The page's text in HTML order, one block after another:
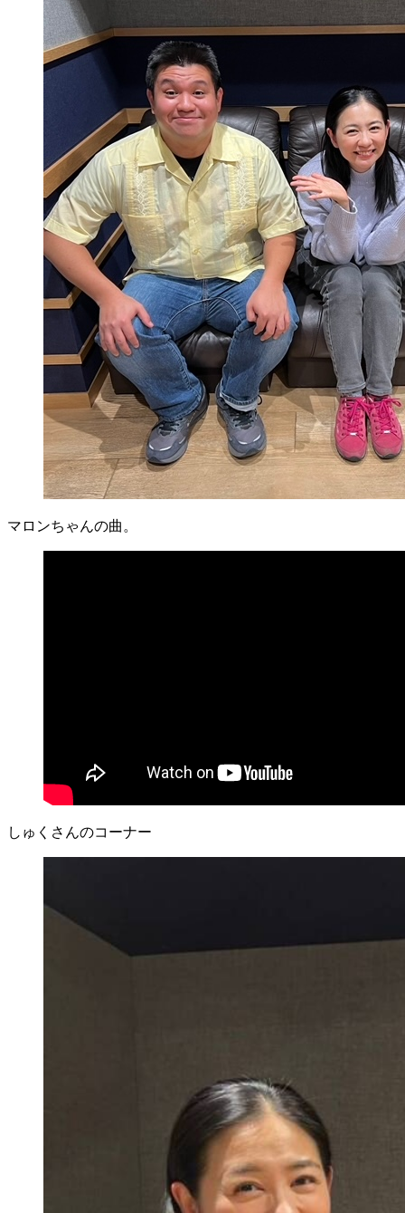
マロンちゃんの曲。
しゅくさんのコーナー